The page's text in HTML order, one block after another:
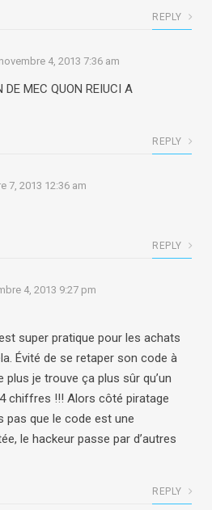
REPLY
novembre 4, 2013 7:36 am
MEC QUON REIUCI A
REPLY
7, 2013 12:36 am
REPLY
4, 2013 9:27 pm
super pratique pour les achats
Évité de se retaper son code à
plus je trouve ça plus sûr qu’un
chiffres !!! Alors côté piratage
pas que le code est une
le hackeur passe par d’autres
REPLY